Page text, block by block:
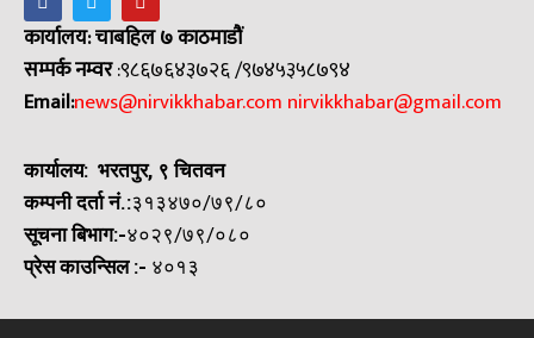
कार्यालय: चाबहिल ७ काठमाडौं
सम्पर्क नम्वर:९८६७६४३७२६ /९७४५३५८७९४
Email:news@nirvikkhabar.com nirvikkhabar@gmail.com
कार्यालय: भरतपुर, ९ चितवन
कम्पनी दर्ता नं.:३१३४७०/७९/८०
सूचना बिभाग:-४०२९/७९/०८०
प्रेस काउन्सिल:- ४०१३